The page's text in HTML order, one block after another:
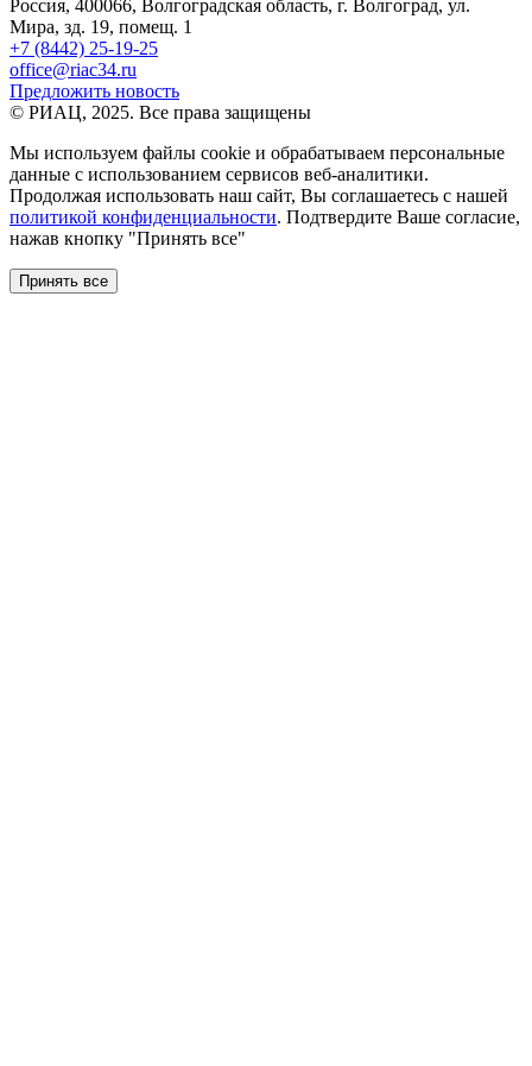
Россия, 400066, Волгоградская область, г. Волгоград, ул.
Мира, зд. 19, помещ. 1
+7 (8442) 25-19-25
office@riac34.ru
Предложить новость
© РИАЦ, 2025. Все права защищены
Мы используем файлы сookie и обрабатываем персональные
данные с использованием сервисов веб-аналитики.
Продолжая использовать наш сайт, Вы соглашаетесь с нашей
политикой конфиденциальности. Подтвердите Ваше согласие,
нажав кнопку "Принять все"
Принять все